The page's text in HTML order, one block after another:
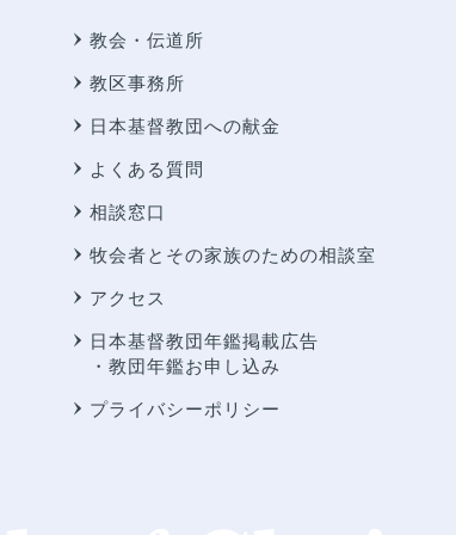
教会・伝道所
教区事務所
日本基督教団への献金
よくある質問
相談窓口
牧会者とその家族のための相談室
アクセス
日本基督教団年鑑掲載広告
・教団年鑑お申し込み
プライバシーポリシー